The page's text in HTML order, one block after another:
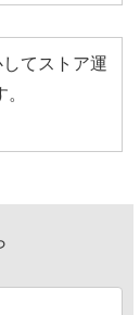
てストア運